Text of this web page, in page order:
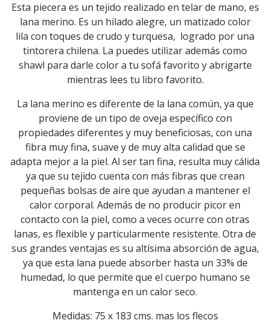
Esta piecera es un tejido realizado en telar de mano, es
lana merino. Es un hilado alegre, un matizado color
lila con toques de crudo y turquesa, logrado por una
tintorera chilena. La puedes utilizar además como
shawl para darle color a tu sofá favorito y abrigarte
mientras lees tu libro favorito.
La lana merino es diferente de la lana común, ya que
proviene de un tipo de oveja específico con
propiedades diferentes y muy beneficiosas, con una
fibra muy fina, suave y de muy alta calidad que se
adapta mejor a la piel. Al ser tan fina, resulta muy cálida
ya que su tejido cuenta con más fibras que crean
pequeñas bolsas de aire que ayudan a mantener el
calor corporal. Además de no producir picor en
contacto con la piel, como a veces ocurre con otras
lanas, es flexible y particularmente resistente. Otra de
sus grandes ventajas es su altísima absorción de agua,
ya que esta lana puede absorber hasta un 33% de
humedad, lo que permite que el cuerpo humano se
mantenga en un calor seco.
Medidas: 75 x 183 cms. mas los flecos